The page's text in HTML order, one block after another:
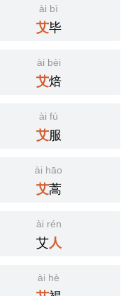
ài bì
艾毕
ài bèi
艾焙
ài fú
艾服
ài hāo
艾蒿
ài rén
艾人
ài hè